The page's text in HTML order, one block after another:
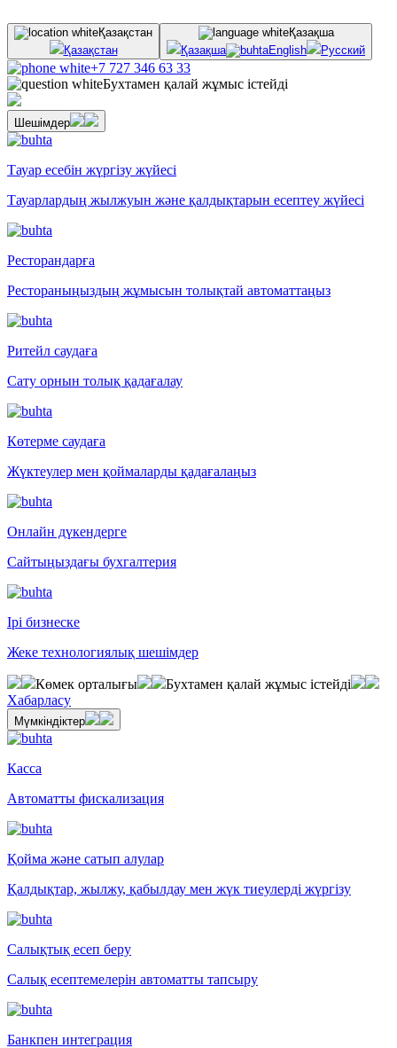
Қазақстан
Қазақстан
Қазақша
Қазақша
English Русский
+7 727 346 63 33
Бухтамен қалай жұмыс істейді
Шешімдер
Тауар есебін жүргізу жүйесі
Тауарлардың жылжуын және қалдықтарын есептеу жүйесі
Ресторандарға
Рестораныңыздың жұмысын толықтай автоматтаңыз
Ритейл саудаға
Сату орнын толық қадағалау
Көтерме саудаға
Жүктеулер мен қоймаларды қадағалаңыз
Онлайн дүкендерге
Сайтыңыздағы бухгалтерия
Ірі бизнеске
Жеке технологиялық шешімдер
Көмек орталығы
Бухтамен қалай жұмыс істейді
Хабарласу
Мүмкіндіктер
Касса
Автоматты фискализация
Қойма және сатып алулар
Қалдықтар, жылжу, қабылдау мен жүк тиеулерді жүргізу
Салықтық есеп беру
Салық есептемелерін автоматты тапсыру
Банкпен интеграция